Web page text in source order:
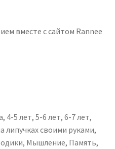
вместе с сайтом Rannee
, 4-5 лет, 5-6 лет, 6-7 лет,
липучках своими руками,
, Мышление, Память,